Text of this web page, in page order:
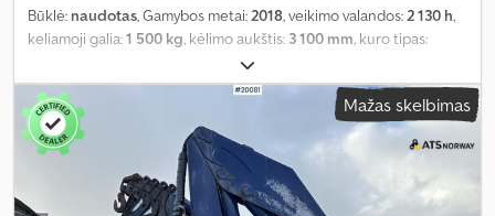
Būklė: naudotas, Gamybos metai:2018, veikimo valandos:2 130 h,
keliamoji galia:1 500 kg, kėlimo aukštis: 3 100 mm, kuro tipas:
automatinis
Mažas skelbimas